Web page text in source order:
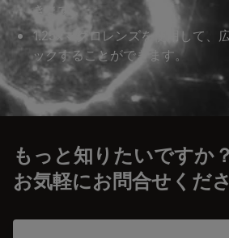
きます。
1.25×マクロレンズを使用して、
ックすることができます。
もっと知りたいですか？
お気軽にお問合せくだ